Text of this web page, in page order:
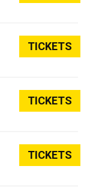
TICKETS
TICKETS
TICKETS